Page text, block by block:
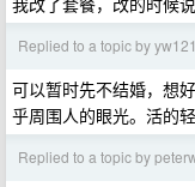
Replied to a topic by
可以暂时先不结婚，想
乎周围人的眼光。活的
Replied to a topic by